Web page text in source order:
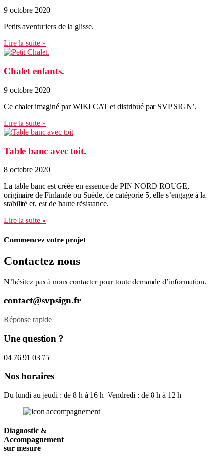
9 octobre 2020
Petits aventuriers de la glisse.
Lire la suite »
Chalet enfants.
9 octobre 2020
Ce chalet imaginé par WIKI CAT et distribué par SVP SIGN’.
Lire la suite »
Table banc avec toit.
8 octobre 2020
La table banc est créée en essence de PIN NORD ROUGE,
originaire de Finlande ou Suède, de catégorie 5, elle s’engage à la
stabilité et, est de haute résistance.
Lire la suite »
Commencez votre projet
Contactez nous
N’hésitez pas à nous contacter pour toute demande d’information.
contact@svpsign.fr
Réponse rapide
Une question ?
04 76 91 03 75
Nos horaires
Du lundi au jeudi : de 8 h à 16 h Vendredi : de 8 h à 12 h
Diagnostic &
Accompagnement
sur mesure